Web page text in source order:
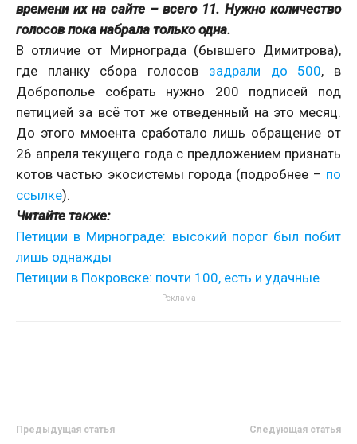
времени их на сайте – всего 11. Нужно количество
голосов пока набрала только одна.
В отличие от Мирнограда (бывшего Димитрова),
где планку сбора голосов задрали до 500, в
Доброполье собрать нужно 200 подписей под
петицией за всё тот же отведенный на это месяц.
До этого ммоента сработало лишь обращение от
26 апреля текущего года с предложением признать
котов частью экосистемы города (подробнее – по
ссылке).
Читайте также:
Петиции в Мирнограде: высокий порог был побит
лишь однажды
Петиции в Покровске: почти 100, есть и удачные
- Реклама -
Предыдущая статья Следующая статья